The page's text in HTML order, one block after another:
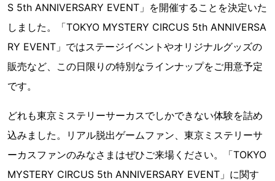
S 5th ANNIVERSARY EVENT」を開催することを決定いた
しました。「TOKYO MYSTERY CIRCUS 5th ANNIVERSA
RY EVENT」ではステージイベントやオリジナルグッズの
販売など、この日限りの特別なラインナップをご用意予定
です。
どれも東京ミステリーサーカスでしかできない体験を詰め
込みました。リアル脱出ゲームファン、東京ミステリーサ
ーカスファンのみなさまはぜひご来場ください。「TOKYO
MYSTERY CIRCUS 5th ANNIVERSARY EVENT」に関す